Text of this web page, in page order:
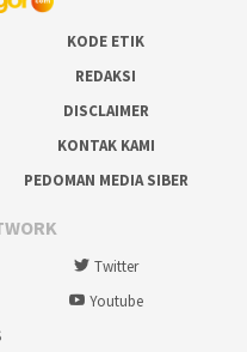
KODE ETIK
REDAKSI
DISCLAIMER
KONTAK KAMI
PEDOMAN MEDIA SIBER
Twitter
Youtube